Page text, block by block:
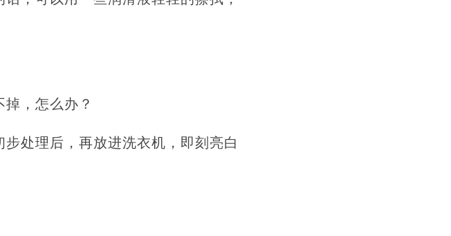
，怎么办？
处理后，再放进洗衣机，即刻亮白